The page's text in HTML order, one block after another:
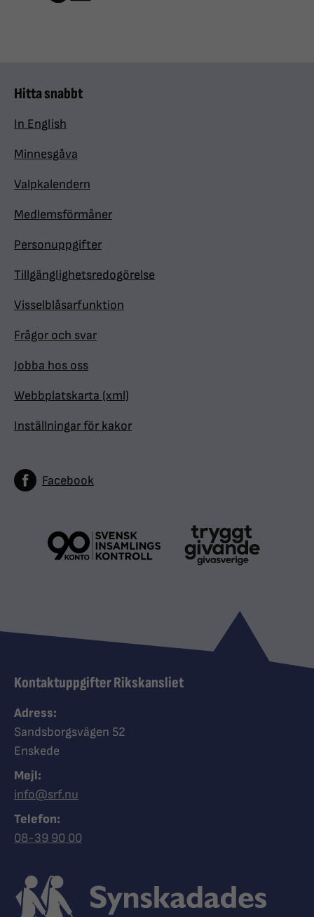
Hitta snabbt
In English
Minnesgåva
Valpkalendern
Medlemsförmåner
Personuppgifter
Tillgänglighetsredogörelse
Visselblåsarfunktion
Frågor och svar
Jobba hos oss
Webbplatskarta (xml)
Inställningar för kakor
Facebook
Kontaktuppgifter Rikskansliet
Adress:
Sandsborgsvägen 52
Enskede
Mejl:
info@srf.nu
Telefon:
Ring Synskadades riksförbund
08-39 90 00